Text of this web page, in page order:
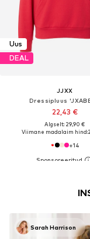
Uus
DEAL
JJXX
Dressipluus
22,43 €
Algselt: 29,90 €
Viimane madalaim hind:
+14
Sarah Harrison